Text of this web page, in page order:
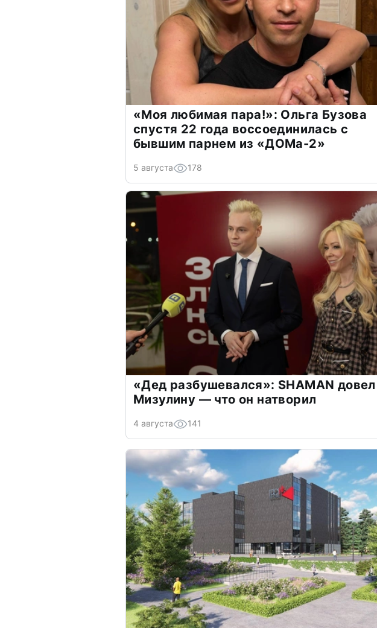
«Моя любимая пара!»: Ольга Бузова
спустя 22 года воссоединилась с
бывшим парнем из «ДОМа-2»
5 августа 178
«Дед разбушевался»: SHAMAN довел
Мизулину — что он натворил
4 августа 141